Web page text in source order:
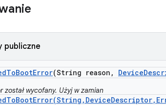
publiczne
ToBootError(String reason , Device
został wycofany. Użyj w zamian